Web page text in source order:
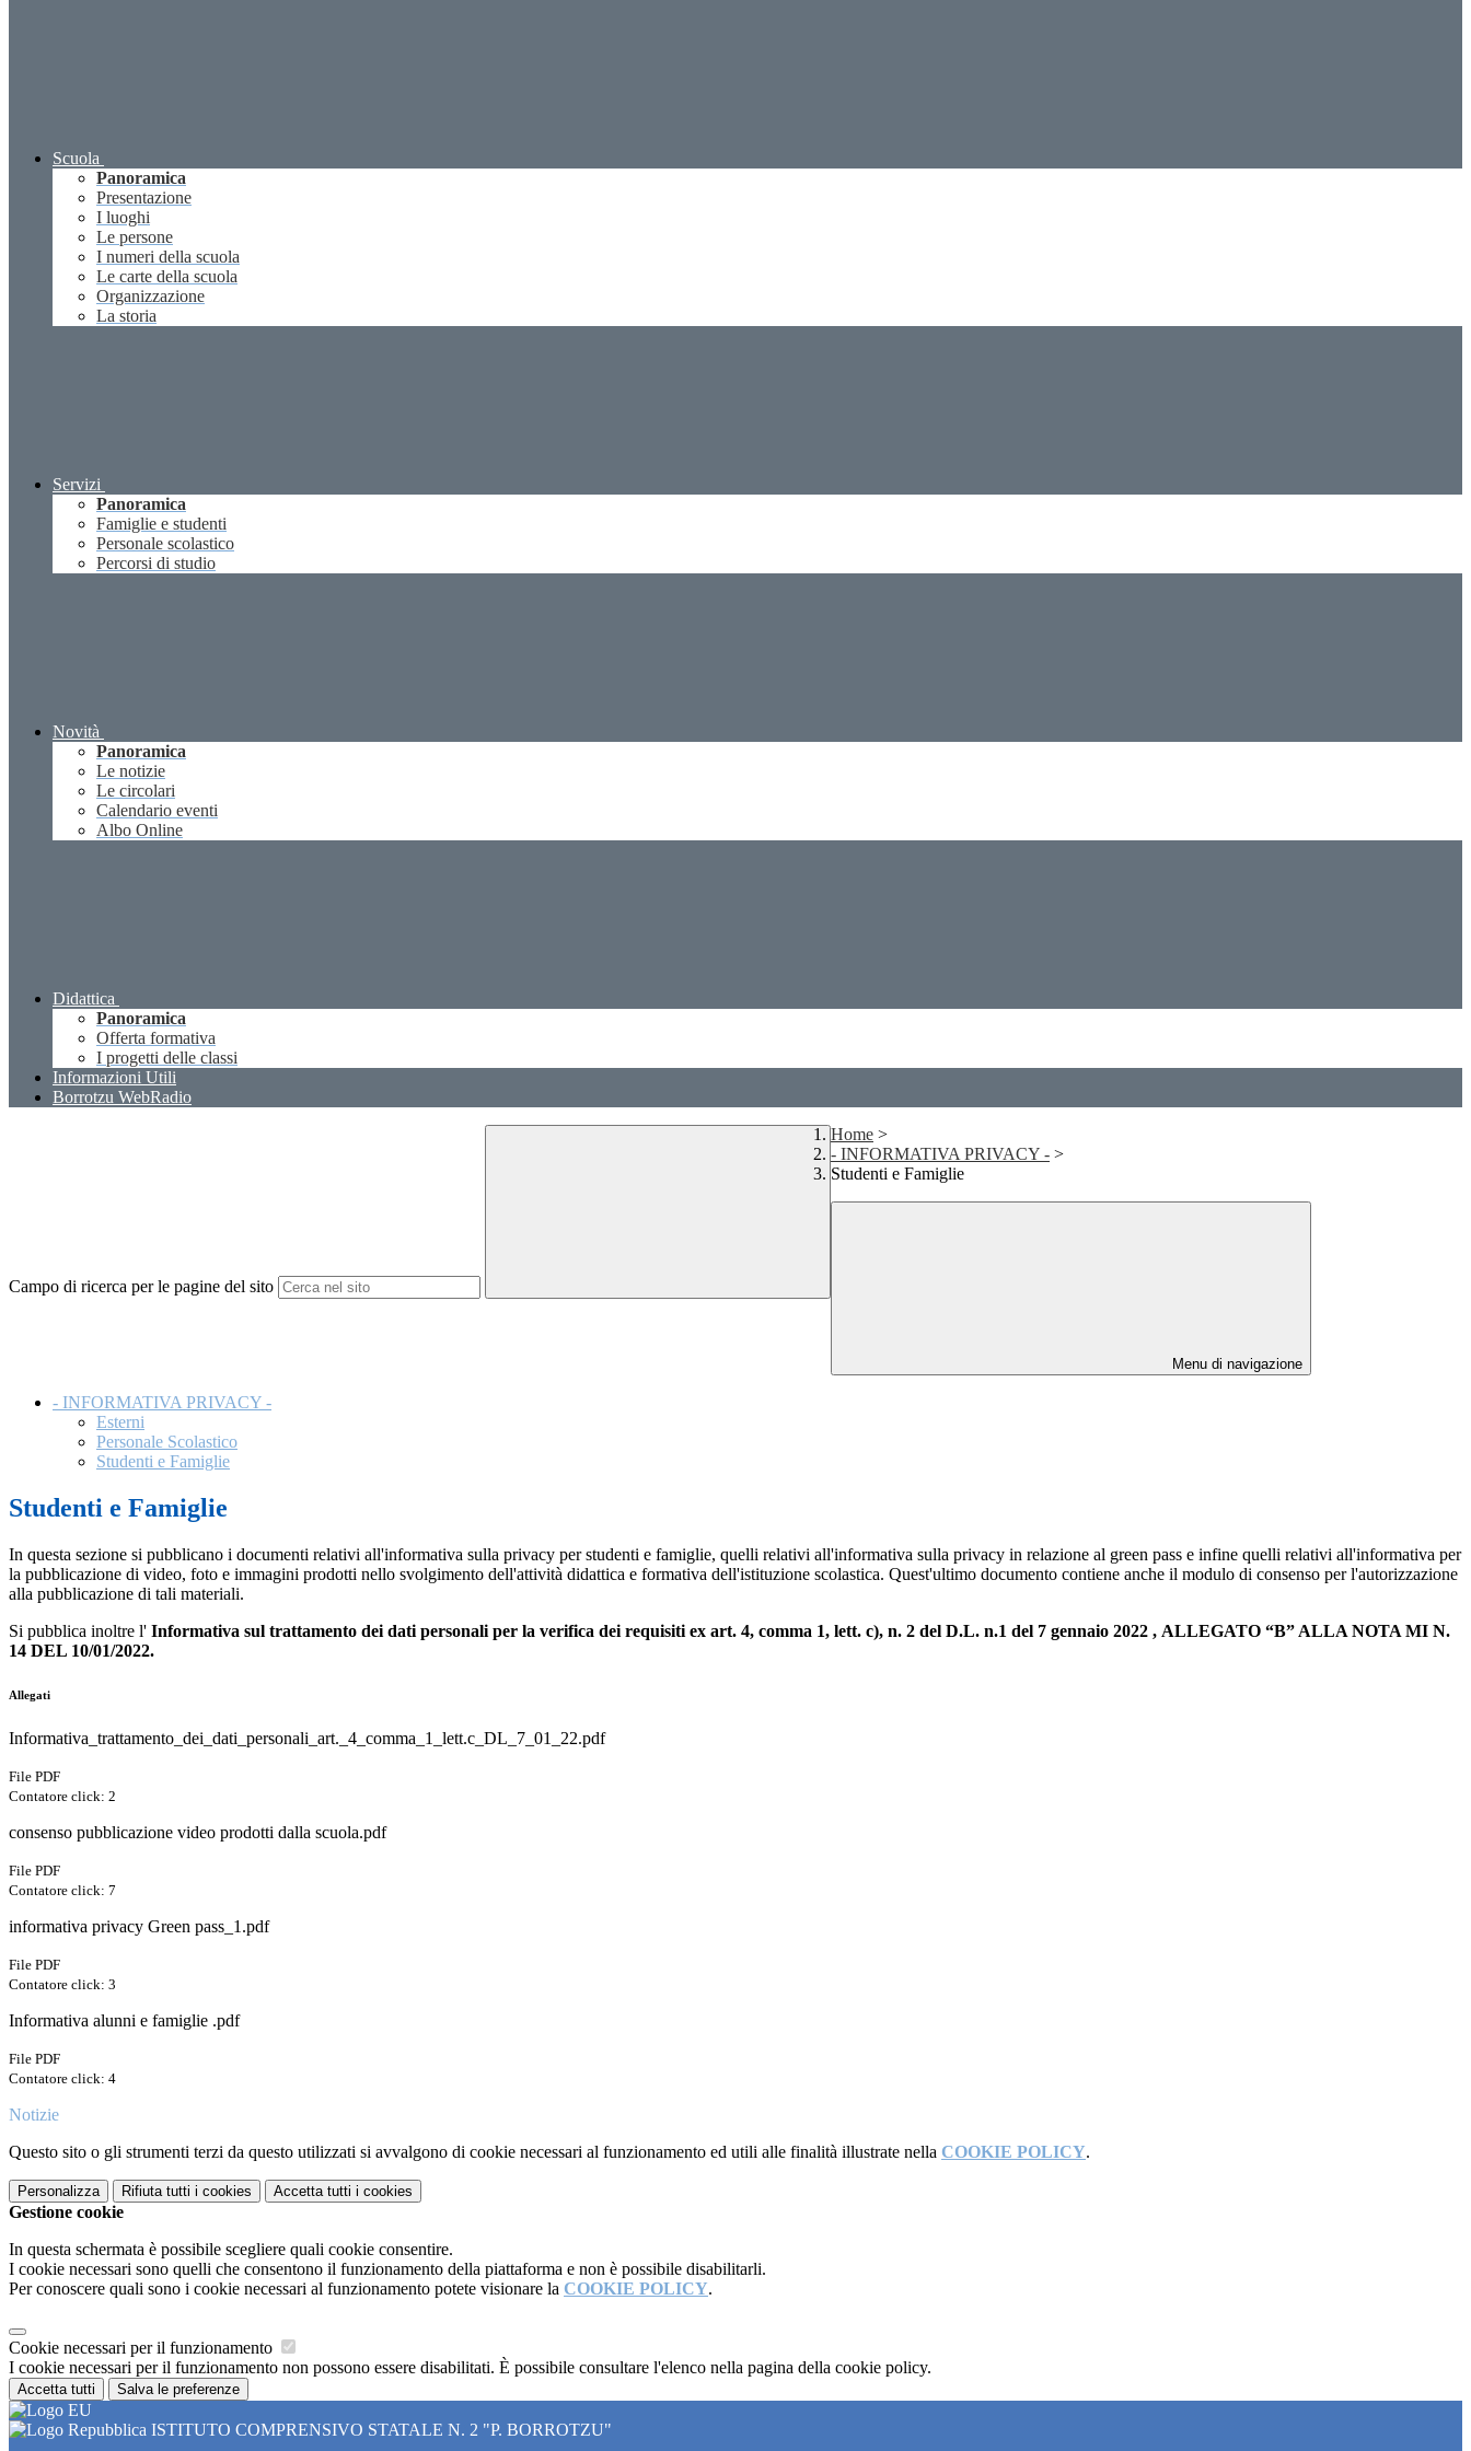
Scuola
Panoramica
Presentazione
I luoghi
Le persone
I numeri della scuola
Le carte della scuola
Organizzazione
La storia
Servizi
Panoramica
Famiglie e studenti
Personale scolastico
Percorsi di studio
Novità
Panoramica
Le notizie
Le circolari
Calendario eventi
Albo Online
Didattica
Panoramica
Offerta formativa
I progetti delle classi
Informazioni Utili
Borrotzu WebRadio
Campo di ricerca per le pagine del sito
Home >
- INFORMATIVA PRIVACY - >
Studenti e Famiglie
Menu di navigazione
- INFORMATIVA PRIVACY -
Esterni
Personale Scolastico
Studenti e Famiglie
Studenti e Famiglie
In questa sezione si pubblicano i documenti relativi all'informativa sulla privacy per studenti e famiglie, quelli relativi all'informativa sulla privacy in relazione al green pass e infine quelli relativi all'informativa per
la pubblicazione di video, foto e immagini prodotti nello svolgimento dell'attività didattica e formativa dell'istituzione scolastica. Quest'ultimo documento contiene anche il modulo di consenso per l'autorizzazione
alla pubblicazione di tali materiali.
Si pubblica inoltre l' Informativa sul trattamento dei dati personali per la verifica dei requisiti ex art. 4, comma 1, lett. c), n. 2 del D.L. n.1 del 7 gennaio 2022 , ALLEGATO “B” ALLA NOTA MI N.
14 DEL 10/01/2022.
Allegati
Informativa_trattamento_dei_dati_personali_art._4_comma_1_lett.c_DL_7_01_22.pdf
File PDF
Contatore click: 2
consenso pubblicazione video prodotti dalla scuola.pdf
File PDF
Contatore click: 7
informativa privacy Green pass_1.pdf
File PDF
Contatore click: 3
Informativa alunni e famiglie .pdf
File PDF
Contatore click: 4
Notizie
Questo sito o gli strumenti terzi da questo utilizzati si avvalgono di cookie necessari al funzionamento ed utili alle finalità illustrate nella COOKIE POLICY.
Personalizza Rifiuta tutti i cookies Accetta tutti i cookies
Gestione cookie
In questa schermata è possibile scegliere quali cookie consentire.
I cookie necessari sono quelli che consentono il funzionamento della piattaforma e non è possibile disabilitarli.
Per conoscere quali sono i cookie necessari al funzionamento potete visionare la COOKIE POLICY.
Cookie necessari per il funzionamento
I cookie necessari per il funzionamento non possono essere disabilitati. È possibile consultare l'elenco nella pagina della cookie policy.
Accetta tutti Salva le preferenze
ISTITUTO COMPRENSIVO STATALE N. 2 "P. BORROTZU"